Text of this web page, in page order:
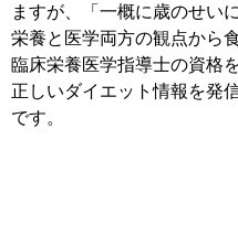
ますが、「一概に歳のせい
栄養と医学両方の観点から
臨床栄養医学指導士の資格
正しいダイエット情報を発
です。